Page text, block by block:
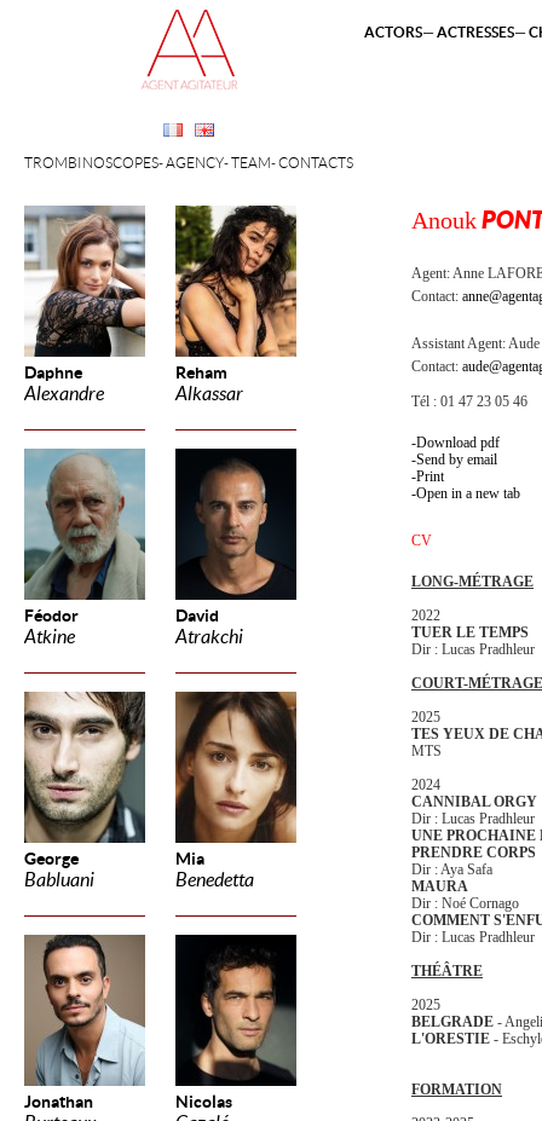
Daphne
Alexandre
Reham
Alkassar
Féodor
Atkine
David
Atrakchi
George
Babluani
Mia
Benedetta
Jonathan Nicolas
TROMBINOSCOPES AGENCY TEAM CONTACTS
ACTORS ACTRESSES
Anouk
Agent:Anne
Contact:
Assistant Agent:Aude
Contact:
Tél : 01 47 23 05 46
Download pdf
Send by email
Print
Open in a new tab
CV
LONG-MÉTRAGE
2022
TUER LE TEMPS
Dir : Lucas Pradhleur
COURT-MÉTRAGE
2025
TES YEUX DE
MTS
2024
CANNIBAL ORGY
Dir : Lucas Pradhleur
UNE PROCHAINE
PRENDRE CORPS
Dir : Aya Safa
MAURA
Dir : Noé Cornago
COMMENT
Dir : Lucas Pradhleur
THÉÂTRE
2025
BELGRADE -
L'ORESTIE -
FORMATION